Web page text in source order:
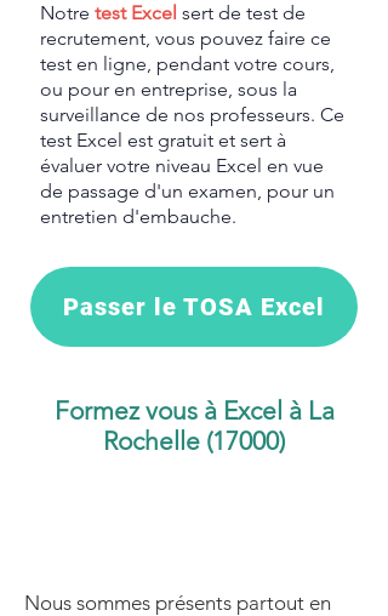
Notre test Excel sert de test de
recrutement, vous pouvez faire ce
test en ligne, pendant votre cours,
ou pour en entreprise, sous la
surveillance de nos professeurs. Ce
test Excel est gratuit et sert à
évaluer votre niveau Excel en vue
de passage d'un examen, pour un
entretien d'embauche.
Passer le TOSA Excel
Formez vous à Excel à La
Rochelle (17000)
Nous sommes présents partout en